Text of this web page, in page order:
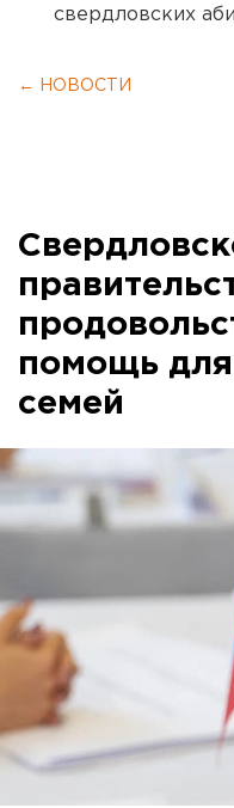
свердловских
← НОВОСТИ
помощь
семей